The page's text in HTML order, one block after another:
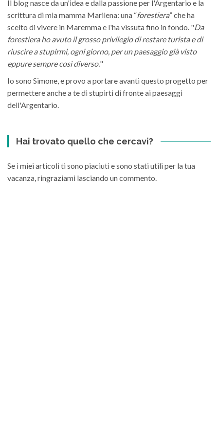
Il blog nasce da un'idea e dalla passione per l'Argentario e la
scrittura di mia mamma Marilena: una “forestiera” che ha
scelto di vivere in Maremma e l'ha vissuta fino in fondo. "Da
forestiera ho avuto il grosso privilegio di restare turista e di
riuscire a stupirmi, ogni giorno, per un paesaggio già visto
eppure sempre così diverso."
Io sono Simone, e provo a portare avanti questo progetto per
permettere anche a te di stupirti di fronte ai paesaggi
dell'Argentario.
Hai trovato quello che cercavi?
Se i miei articoli ti sono piaciuti e sono stati utili per la tua
vacanza, ringraziami lasciando un commento.